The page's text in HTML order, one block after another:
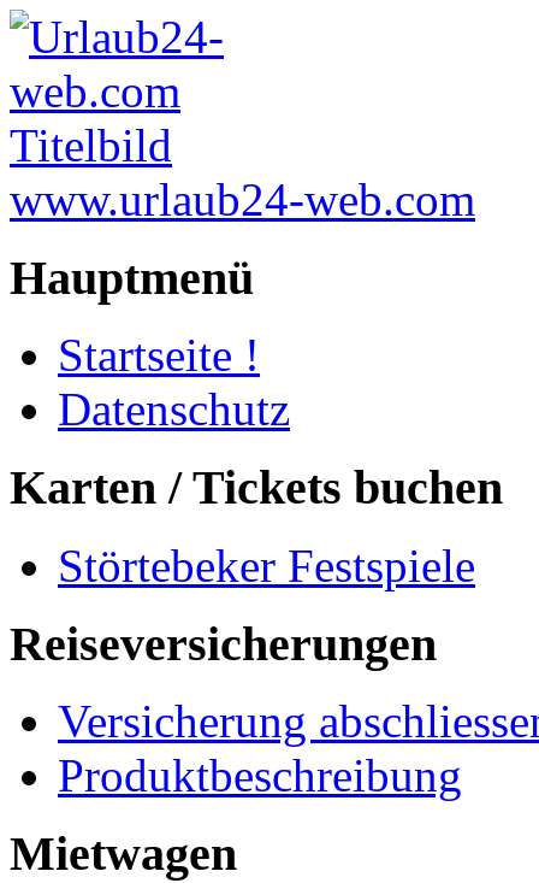
www.urlaub24-web.com
Hauptmenü
Startseite !
Datenschutz
Karten / Tickets buchen
Störtebeker Festspiele
Reiseversicherungen
Versicherung
Produktbeschreibung
Mietwagen